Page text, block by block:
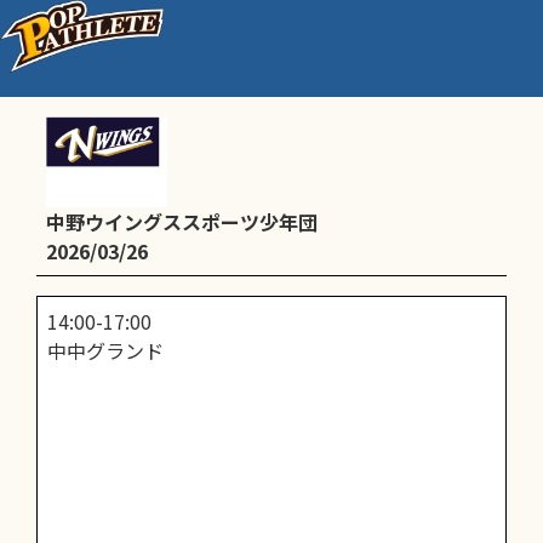
練習
中野ウイングススポーツ少年団
2026/03/26
14:00-17:00
中中グランド